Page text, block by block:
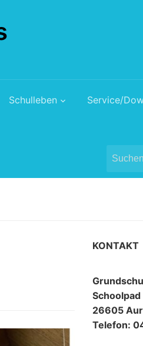
Schulleben Service/
Search
KONTAKT
26605
Telefon: